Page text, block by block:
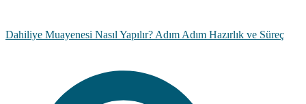
Dahiliye Muayenesi Nasıl Yapılır? Adım Adım Hazırlık ve Süreç